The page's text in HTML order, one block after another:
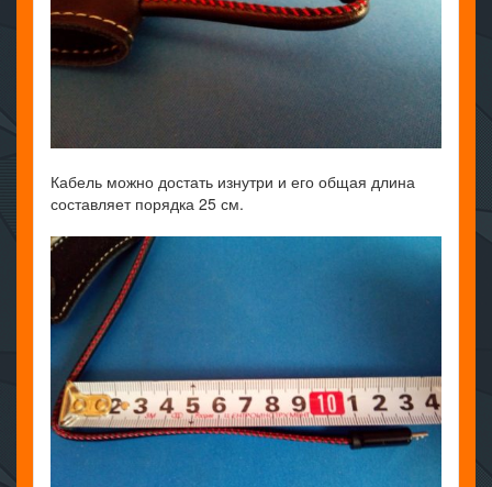
Кабель можно достать изнутри и его общая длина
составляет порядка 25 см.